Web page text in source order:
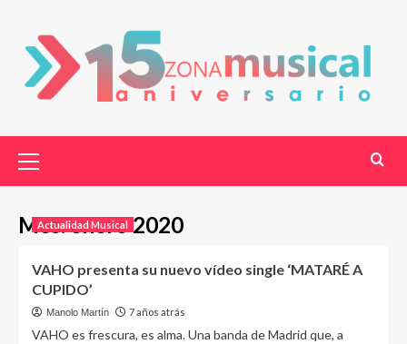
Mes:enero 2020
Actualidad Musical
VAHO presenta su nuevo vídeo single ‘MATARÉ A
CUPIDO’
Manolo Martín 7 años atrás
VAHO es frescura, es alma. Una banda de Madrid que, a